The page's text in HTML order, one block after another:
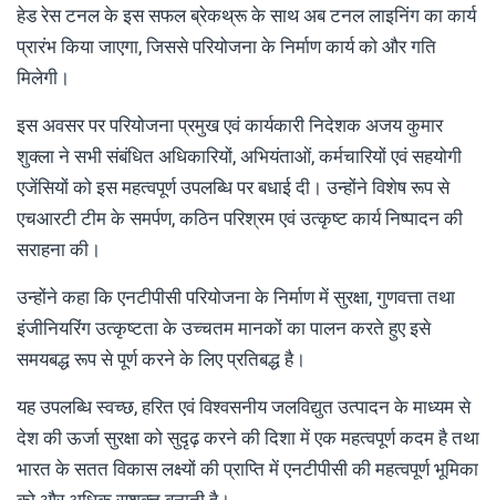
हेड रेस टनल के इस सफल ब्रेकथ्रू के साथ अब टनल लाइनिंग का कार्य
प्रारंभ किया जाएगा, जिससे परियोजना के निर्माण कार्य को और गति
मिलेगी।
इस अवसर पर परियोजना प्रमुख एवं कार्यकारी निदेशक अजय कुमार
शुक्ला ने सभी संबंधित अधिकारियों, अभियंताओं, कर्मचारियों एवं सहयोगी
एजेंसियों को इस महत्वपूर्ण उपलब्धि पर बधाई दी। उन्होंने विशेष रूप से
एचआरटी टीम के समर्पण, कठिन परिश्रम एवं उत्कृष्ट कार्य निष्पादन की
सराहना की।
उन्होंने कहा कि एनटीपीसी परियोजना के निर्माण में सुरक्षा, गुणवत्ता तथा
इंजीनियरिंग उत्कृष्टता के उच्चतम मानकों का पालन करते हुए इसे
समयबद्ध रूप से पूर्ण करने के लिए प्रतिबद्ध है।
यह उपलब्धि स्वच्छ, हरित एवं विश्वसनीय जलविद्युत उत्पादन के माध्यम से
देश की ऊर्जा सुरक्षा को सुदृढ़ करने की दिशा में एक महत्वपूर्ण कदम है तथा
भारत के सतत विकास लक्ष्यों की प्राप्ति में एनटीपीसी की महत्वपूर्ण भूमिका